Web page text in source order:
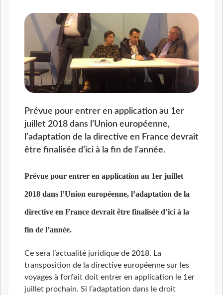
Prévue pour entrer en application au 1er
juillet 2018 dans l’Union européenne,
l’adaptation de la directive en France devrait
être finalisée d’ici à la fin de l’année.
Prévue pour entrer en application au 1er juillet
2018 dans l’Union européenne, l’adaptation de la
directive en France devrait être finalisée d’ici à la
fin de l’année.
Ce sera l’actualité juridique de 2018. La
transposition de la directive européenne sur les
voyages à forfait doit entrer en application le 1er
juillet prochain. Si l’adaptation dans le droit